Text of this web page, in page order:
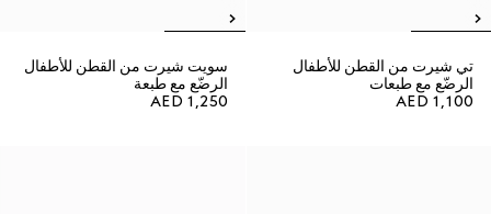
تي شيرت من القطن للأطفال
الرضّع مع طبعات
AED 1,100
سويت شيرت من القطن للأطفال
الرضّع مع طبعة
AED 1,250